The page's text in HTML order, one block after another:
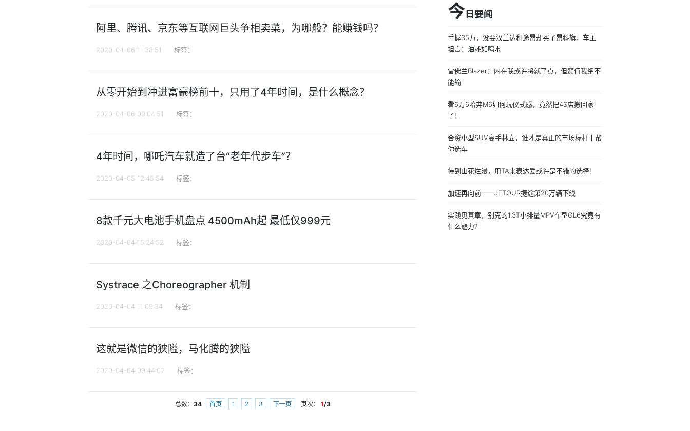
阿里、腾讯、京东等互联网巨头争相卖菜，为哪般？能赚钱吗？
2020-04-06 11:38:51 标签：
从零开始到冲进富豪榜前十，只用了4年时间，是什么概念？
2020-04-06 09:04:51 标签：
4年时间，哪吒汽车就造了台“老年代步车”？
2020-04-05 12:45:54 标签：
8款千元大电池手机盘点 4500mAh起 最低仅999元
2020-04-04 15:24:52 标签：
Systrace 之Choreographer 机制
2020-04-04 11:09:34 标签：
这就是微信的狭隘，马化腾的狭隘
2020-04-04 09:44:02 标签：
总数： 34 首页 1 2 3 下一页 页次： 1/3
今 日要闻
手握35万，没要汉兰达和途昂却买了昂科旗，车主
坦言：油耗如喝水
雪佛兰Blazer：内在我或许将就了点，但颜值我绝不
能输
看6万6哈弗M6如何玩仪式感，竟然把4S店搬回家
了！
合资小型SUV高手林立，谁才是真正的市场标杆丨帮
你选车
待到山花烂漫，用TA来表达爱或许是不错的选择！
加速再向前——JETOUR捷途第20万辆下线
实践见真章，别克的1.3T小排量MPV车型GL6究竟有
什么魅力？